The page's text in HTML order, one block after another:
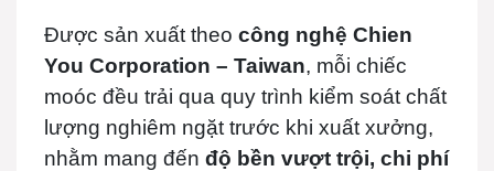
Được sản xuất theo công nghệ Chien
You Corporation – Taiwan, mỗi chiếc
moóc đều trải qua quy trình kiểm soát chất
lượng nghiêm ngặt trước khi xuất xưởng,
nhằm mang đến độ bền vượt trội, chi phí